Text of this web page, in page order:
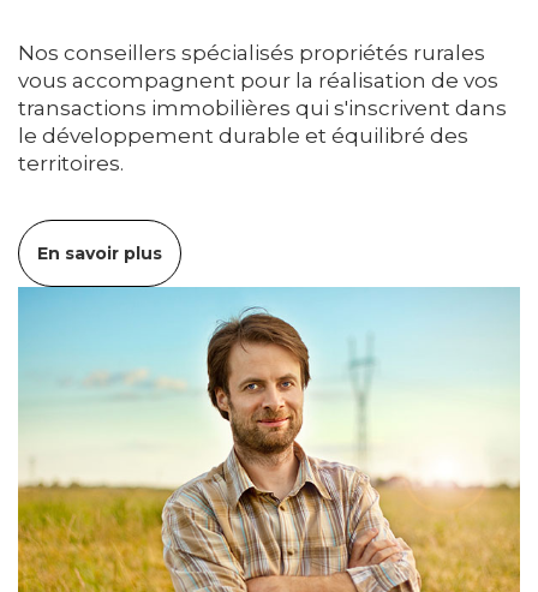
Nos conseillers spécialisés propriétés rurales
vous accompagnent pour la réalisation de vos
transactions immobilières qui s'inscrivent dans
le développement durable et équilibré des
territoires.
En savoir plus